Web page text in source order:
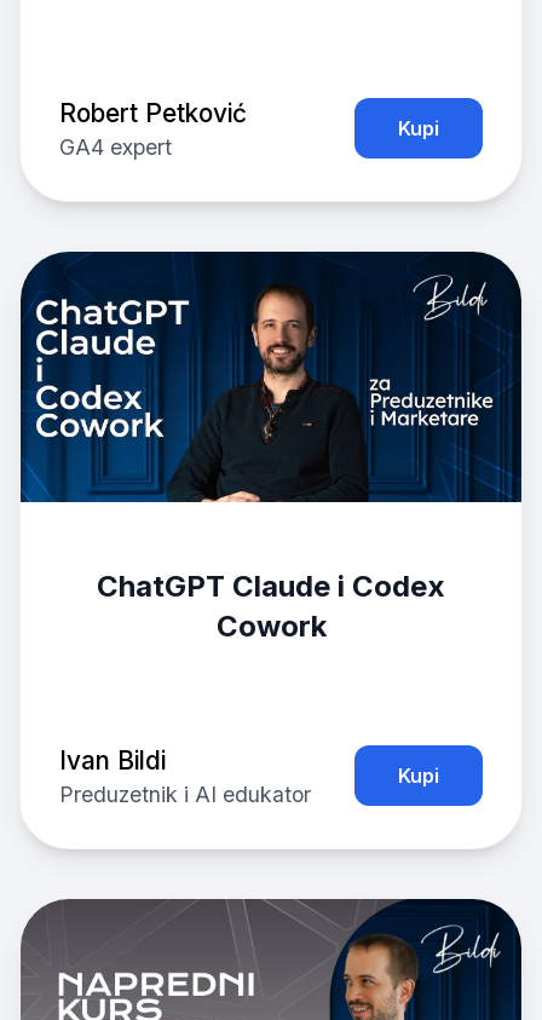
Robert Petković
GA4 expert
Kupi
ChatGPT Claude i Codex
Cowork
Ivan Bildi
Preduzetnik i AI edukator
Kupi